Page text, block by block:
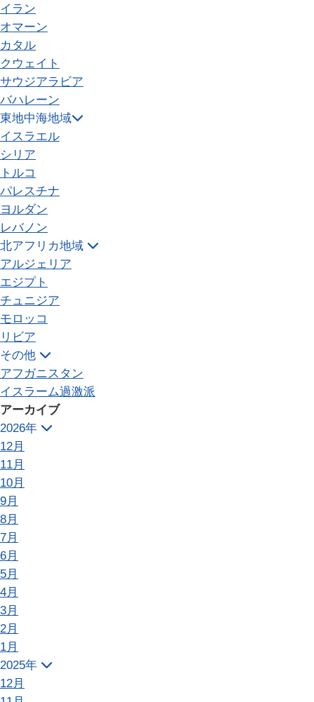
イラン
オマーン
カタル
クウェイト
サウジアラビア
バハレーン
東地中海地域
イスラエル
シリア
トルコ
パレスチナ
ヨルダン
レバノン
北アフリカ地域
アルジェリア
エジプト
チュニジア
モロッコ
リビア
その他
アフガニスタン
イスラーム過激派
アーカイブ
2026年
12月
11月
10月
9月
8月
7月
6月
5月
4月
3月
2月
1月
2025年
12月